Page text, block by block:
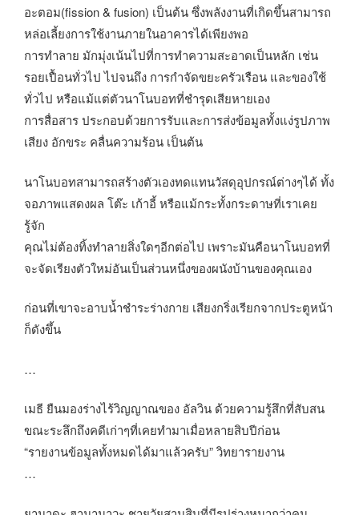
อะตอม(fission & fusion) เป็นต้น ซึ่งพลังงานที่เกิดขึ้นสามารถ
หล่อเลี้ยงการใช้งานภายในอาคารได้เพียงพอ
การทำลาย มักมุ่งเน้นไปที่การทำความสะอาดเป็นหลัก เช่น
รอยเปื้อนทั่วไป ไปจนถึง การกำจัดขยะครัวเรือน และของใช้
ทั่วไป หรือแม้แต่ตัวนาโนบอทที่ชำรุดเสียหายเอง
การสื่อสาร ประกอบด้วยการรับและการส่งข้อมูลทั้งแง่รูปภาพ
เสียง อักขระ คลื่นความร้อน เป็นต้น
นาโนบอทสามารถสร้างตัวเองทดแทนวัสดุอุปกรณ์ต่างๆได้ ทั้ง
จอภาพแสดงผล โต๊ะ เก้าอี้ หรือแม้กระทั้งกระดาษที่เราเคย
รู้จัก
คุณไม่ต้องทิ้งทำลายสิ่งใดๆอีกต่อไป เพราะมันคือนาโนบอทที่
จะจัดเรียงตัวใหม่อันเป็นส่วนหนึ่งของผนังบ้านของคุณเอง
ก่อนที่เขาจะอาบน้ำชำระร่างกาย เสียงกริ่งเรียกจากประตูหน้า
ก็ดังขึ้น
…
เมธี ยืนมองร่างไร้วิญญาณของ อัลวิน ด้วยความรู้สึกที่สับสน
ขณะระลึกถึงคดีเก่าๆที่เคยทำมาเมื่อหลายสิบปีก่อน
“รายงานข้อมูลทั้งหมดได้มาแล้วครับ” วิทยารายงาน
…